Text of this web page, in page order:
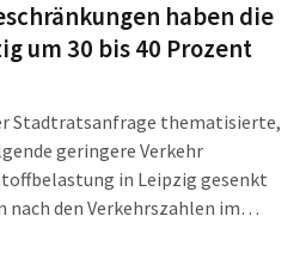
haben die
um 30 bis 40 Prozent
Stadtratsanfrage thematisierte,
geringere Verkehr
in Leipzig gesenkt
nach den Verkehrszahlen im